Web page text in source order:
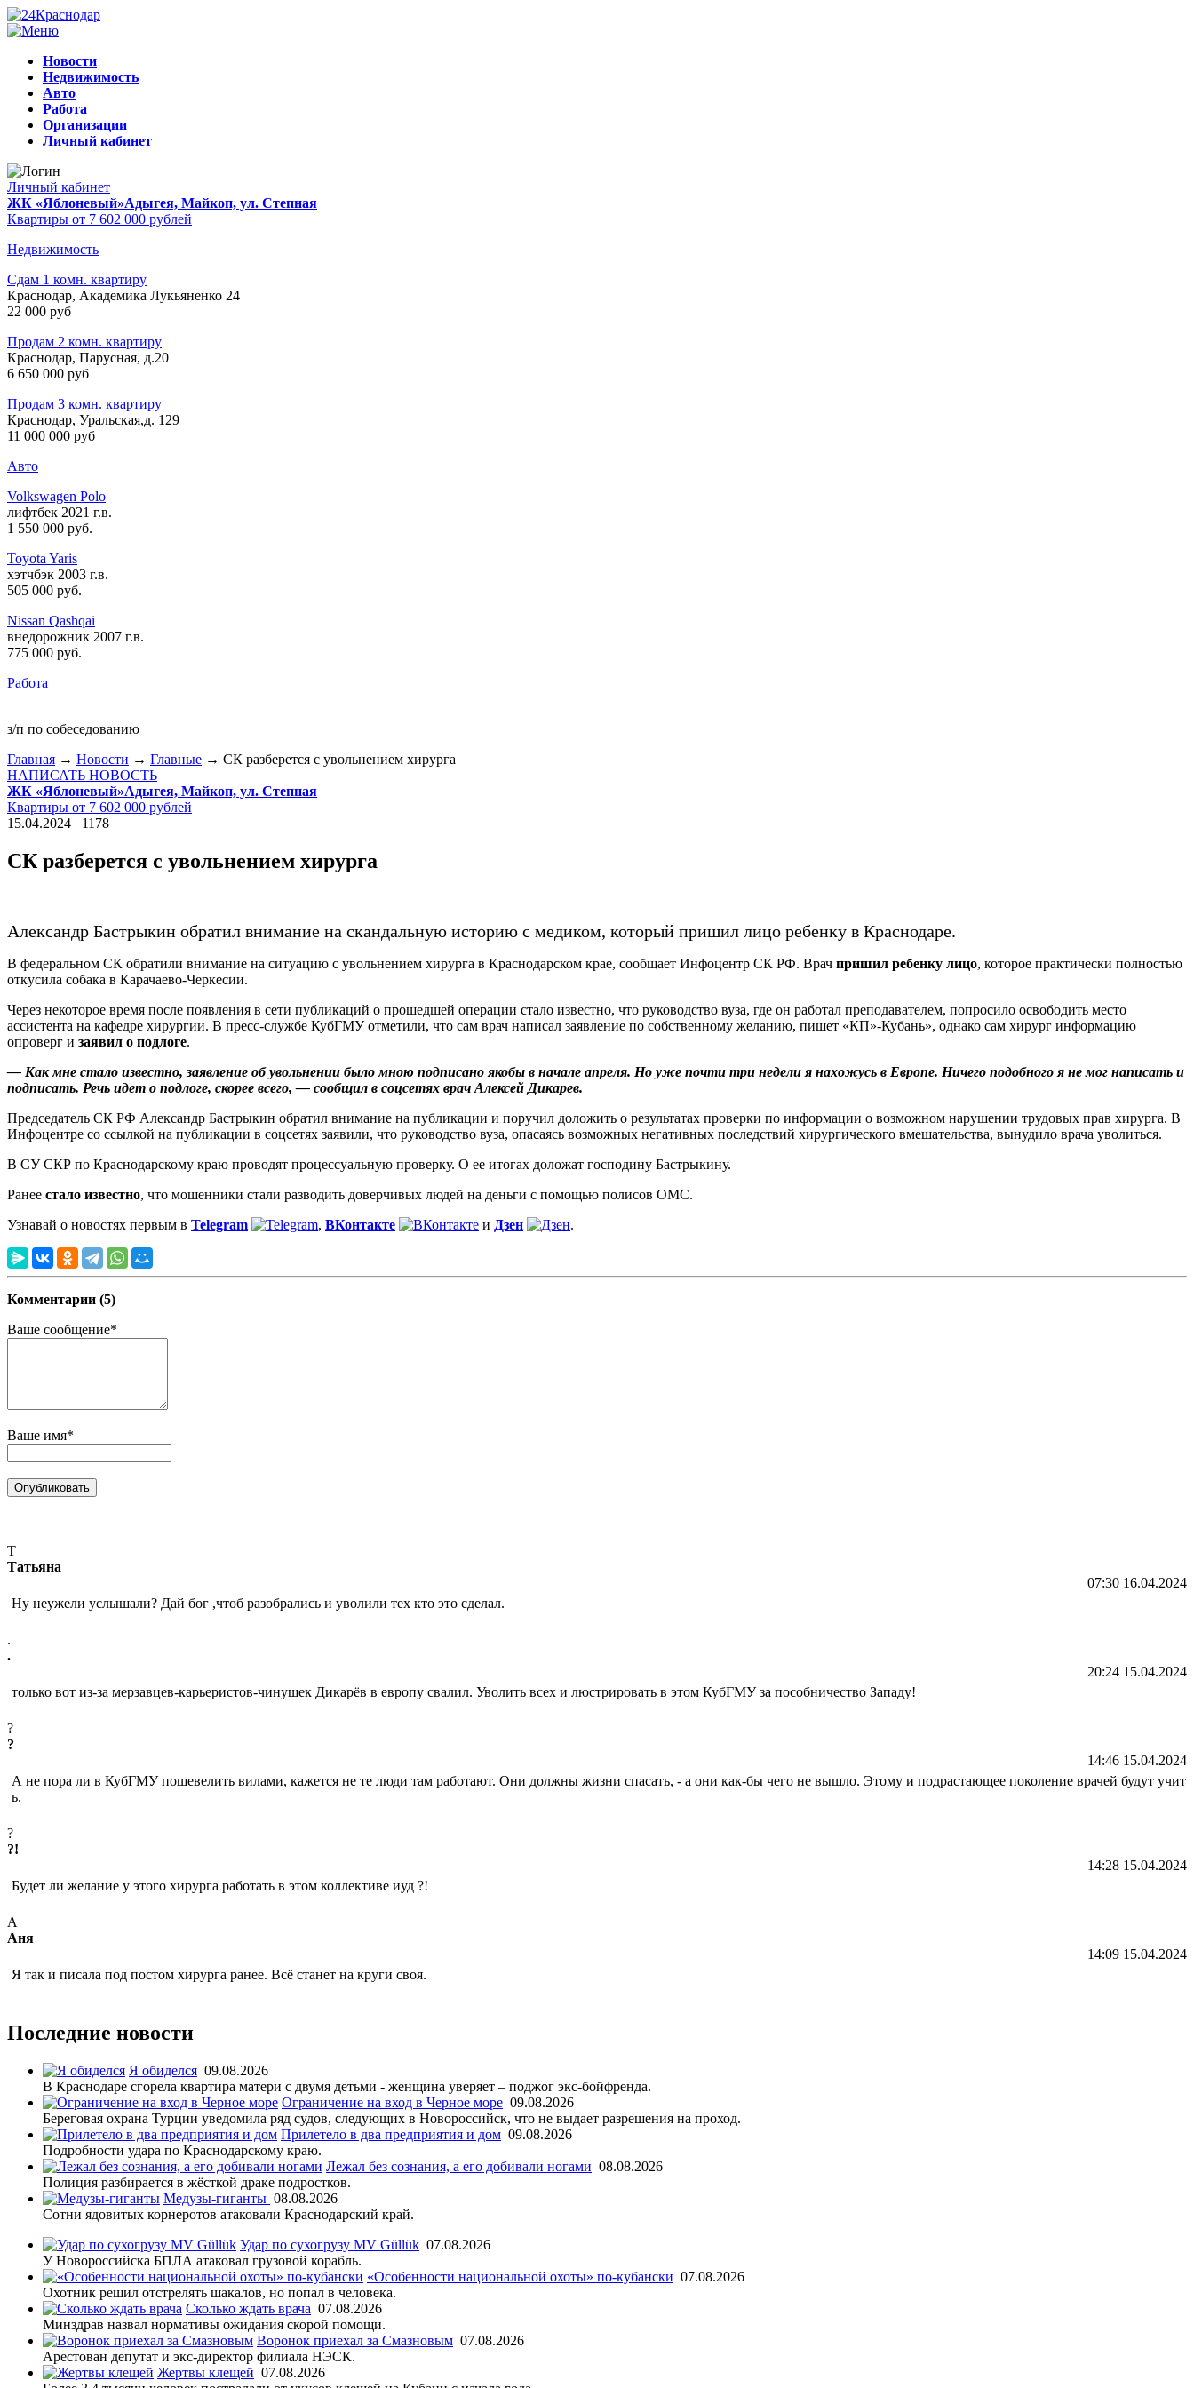
Новости
Недвижимость
Авто
Работа
Организации
Личный кабинет
Личный кабинет
ЖК «Яблоневый»Адыгея, Майкоп, ул. Степная
Квартиры от 7 602 000 рублей
Недвижимость
Сдам 1 комн. квартиру
Краснодар, Академика Лукьяненко 24
22 000 руб
Продам 2 комн. квартиру
Краснодар, Парусная, д.20
6 650 000 руб
Продам 3 комн. квартиру
Краснодар, Уральская,д. 129
11 000 000 руб
Авто
Volkswagen Polo
лифтбек 2021 г.в.
1 550 000 руб.
Toyota Yaris
хэтчбэк 2003 г.в.
505 000 руб.
Nissan Qashqai
внедорожник 2007 г.в.
775 000 руб.
Работа
з/п по собеседованию
Главная → Новости → Главные → СК разберется с увольнением хирурга
НАПИСАТЬ НОВОСТЬ
ЖК «Яблоневый»Адыгея, Майкоп, ул. Степная
Квартиры от 7 602 000 рублей
15.04.2024
1178
СК разберется с увольнением хирурга
Александр Бастрыкин обратил внимание на скандальную историю с медиком, который пришил лицо ребенку в Краснодаре.
В федеральном СК обратили внимание на ситуацию с увольнением хирурга в Краснодарском крае, сообщает Инфоцентр СК РФ. Врач пришил ребенку лицо, которое практически полностью
откусила собака в Карачаево-Черкесии.
Через некоторое время после появления в сети публикаций о прошедшей операции стало известно, что руководство вуза, где он работал преподавателем, попросило освободить место
ассистента на кафедре хирургии. В пресс-службе КубГМУ отметили, что сам врач написал заявление по собственному желанию, пишет «КП»-Кубань», однако сам хирург информацию
опроверг и заявил о подлоге.
— Как мне стало известно, заявление об увольнении было мною подписано якобы в начале апреля. Но уже почти три недели я нахожусь в Европе. Ничего подобного я не мог написать и
подписать. Речь идет о подлоге, скорее всего, — сообщил в соцсетях врач Алексей Дикарев.
Председатель СК РФ Александр Бастрыкин обратил внимание на публикации и поручил доложить о результатах проверки по информации о возможном нарушении трудовых прав хирурга. В
Инфоцентре со ссылкой на публикации в соцсетях заявили, что руководство вуза, опасаясь возможных негативных последствий хирургического вмешательства, вынудило врача уволиться.
В СУ СКР по Краснодарскому краю проводят процессуальную проверку. О ее итогах доложат господину Бастрыкину.
Ранее стало известно, что мошенники стали разводить доверчивых людей на деньги с помощью полисов ОМС.
Узнавай о новостях первым в Telegram , ВКонтакте и Дзен .
Комментарии (5)
Ваше сообщение*
Ваше имя*
Т
Татьяна
07:30 16.04.2024
Ну неужели услышали? Дай бог ,чтоб разобрались и уволили тех кто это сделал.
.
.
20:24 15.04.2024
только вот из-за мерзавцев-карьеристов-чинушек Дикарёв в европу свалил. Уволить всех и люстрировать в этом КубГМУ за пособничество Западу!
?
?
14:46 15.04.2024
А не пора ли в КубГМУ пошевелить вилами, кажется не те люди там работают. Они должны жизни спасать, - а они как-бы чего не вышло. Этому и подрастающее поколение врачей будут учит
ь.
?
?!
14:28 15.04.2024
Будет ли желание у этого хирурга работать в этом коллективе иуд ?!
А
Аня
14:09 15.04.2024
Я так и писала под постом хирурга ранее. Всё станет на круги своя.
Последние новости
Я обиделся 09.08.2026
В Краснодаре сгорела квартира матери с двумя детьми - женщина уверяет – поджог экс-бойфренда.
Ограничение на вход в Черное море 09.08.2026
Береговая охрана Турции уведомила ряд судов, следующих в Новороссийск, что не выдает разрешения на проход.
Прилетело в два предприятия и дом 09.08.2026
Подробности удара по Краснодарскому краю.
Лежал без сознания, а его добивали ногами 08.08.2026
Полиция разбирается в жёсткой драке подростков.
Медузы-гиганты 08.08.2026
Сотни ядовитых корнеротов атаковали Краснодарский край.
Удар по сухогрузу MV Güllük 07.08.2026
У Новороссийска БПЛА атаковал грузовой корабль.
«Особенности национальной охоты» по-кубански 07.08.2026
Охотник решил отстрелять шакалов, но попал в человека.
Сколько ждать врача 07.08.2026
Минздрав назвал нормативы ожидания скорой помощи.
Воронок приехал за Смазновым 07.08.2026
Арестован депутат и экс-директор филиала НЭСК.
Жертвы клещей 07.08.2026